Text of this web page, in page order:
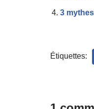
3
Étiquettes: